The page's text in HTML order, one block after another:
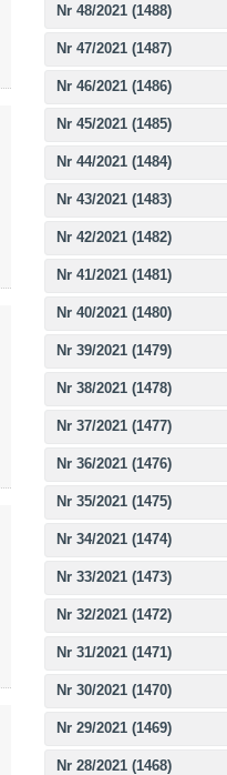
Nr 48/2021 (1488)
Nr 47/2021 (1487)
Nr 46/2021 (1486)
Nr 45/2021 (1485)
Nr 44/2021 (1484)
Nr 43/2021 (1483)
Nr 42/2021 (1482)
Nr 41/2021 (1481)
Nr 40/2021 (1480)
Nr 39/2021 (1479)
Nr 38/2021 (1478)
Nr 37/2021 (1477)
Nr 36/2021 (1476)
Nr 35/2021 (1475)
Nr 34/2021 (1474)
Nr 33/2021 (1473)
Nr 32/2021 (1472)
Nr 31/2021 (1471)
Nr 30/2021 (1470)
Nr 29/2021 (1469)
Nr 28/2021 (1468)